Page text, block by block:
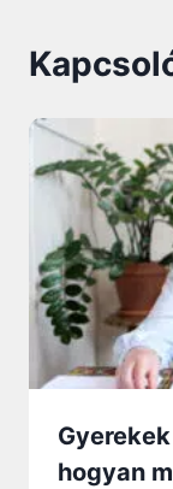
hogyan